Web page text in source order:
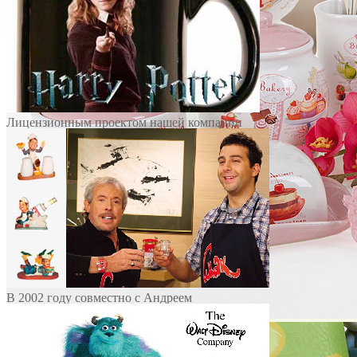
«Посуда» (стеклянная, фарфоровая,
керамическая ). Мы создали широкий
ассортимент дизайнов Олимпийской
продукции, чтобы каждый болельщик,
спортсмен, гость нашей страны и просто
любитель зимних видов спорта имел
возможность купить себе и близким
подарок на память об Олимпиаде в...
Лицензионным проектом нашей компании
, в 2003 году были дизайны для серии
посуды — «Герои книги Гарри Поттер»,
по лицензии компании «Warner Bros» и
«New Line Cinema» -«Герои книги
Властелин Колец».
В 2002 году совместно с Андреем
Макаревичем и программой «Смак» мы
выпустили эскизы и рабочие дизайны
веселых сувениров и подарков по мотивам